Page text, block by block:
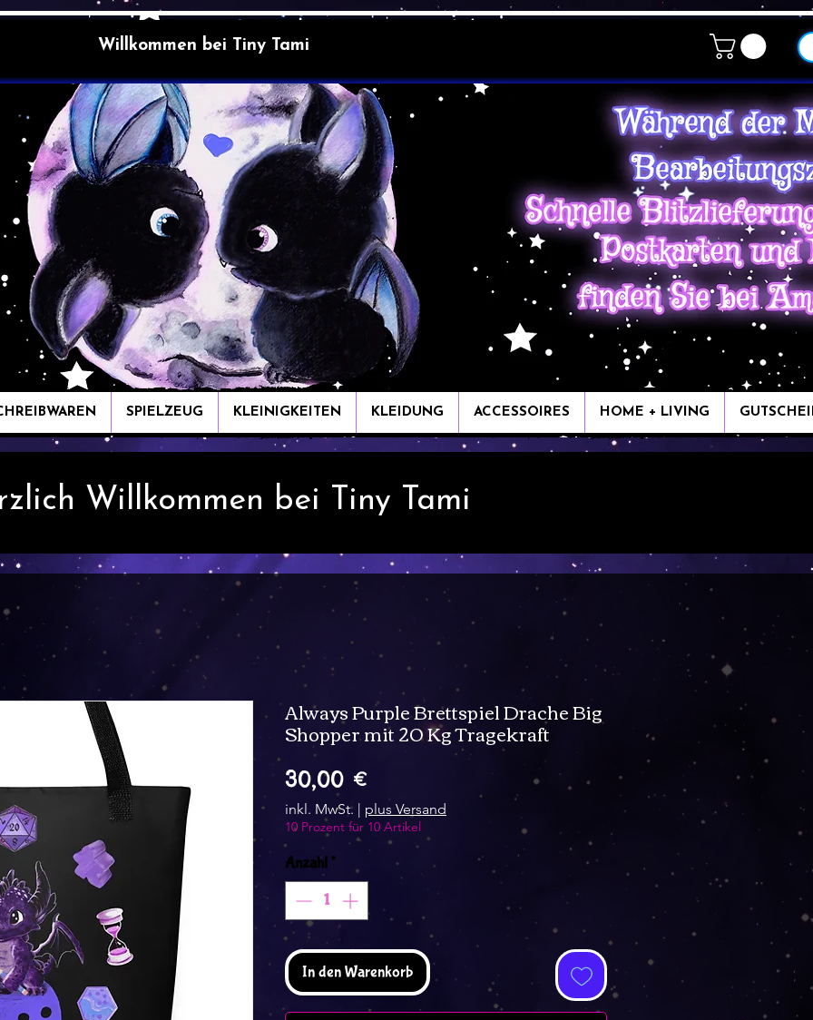
Willkommen bei Tiny Tami
SPIELZEUG KLEINIGKEITEN KLEIDUNG ACCESSOIRES HOME + LIVING
Willkommen bei Tiny Tami
Always Purple Brettspiel Drache Big
Shopper mit 20 Kg Tragekraft
30,00 €Preis
inkl. MwSt. | plus Versand
10 Prozent für 10 Artikel
Anzahl*
In den Warenkorb